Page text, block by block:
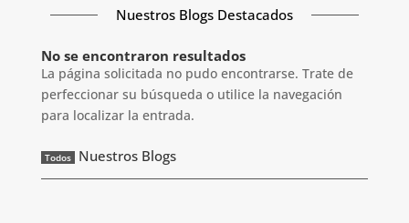
Nuestros Blogs Destacados
No se encontraron resultados
La página solicitada no pudo encontrarse. Trate de
perfeccionar su búsqueda o utilice la navegación
para localizar la entrada.
Todos Nuestros Blogs